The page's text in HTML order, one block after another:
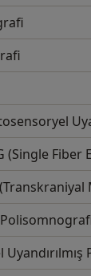
(Single Fiber